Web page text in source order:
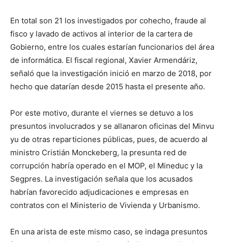
En total son 21 los investigados por cohecho, fraude al
fisco y lavado de activos al interior de la cartera de
Gobierno, entre los cuales estarían funcionarios del área
de informática. El fiscal regional, Xavier Armendáriz,
señaló que la investigación inició en marzo de 2018, por
hecho que datarían desde 2015 hasta el presente año.
Por este motivo, durante el viernes se detuvo a los
presuntos involucrados y se allanaron oficinas del Minvu
yu de otras reparticiones públicas, pues, de acuerdo al
ministro Cristián Monckeberg, la presunta red de
corrupción habría operado en el MOP, el Mineduc y la
Segpres. La investigación señala que los acusados
habrían favorecido adjudicaciones e empresas en
contratos con el Ministerio de Vivienda y Urbanismo.
En una arista de este mismo caso, se indaga presuntos